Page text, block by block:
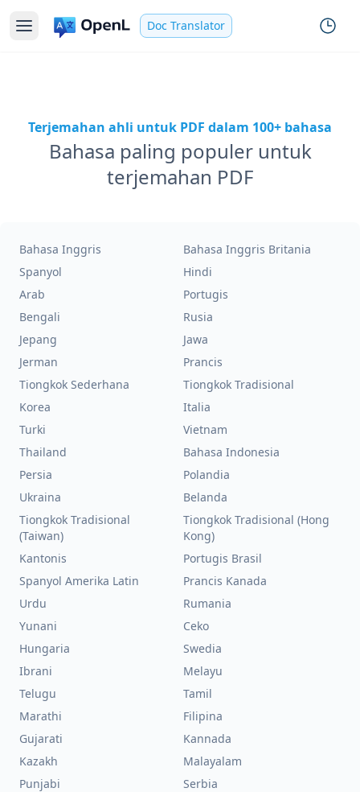
Doc Translator
Terjemahan ahli untuk PDF dalam 100+ bahasa
Bahasa paling populer untuk
terjemahan PDF
Bahasa Inggris
Bahasa Inggris Britania
Spanyol
Hindi
Arab
Portugis
Bengali
Rusia
Jepang
Jawa
Jerman
Prancis
Tiongkok Sederhana
Tiongkok Tradisional
Korea
Italia
Turki
Vietnam
Thailand
Bahasa Indonesia
Persia
Polandia
Ukraina
Belanda
Tiongkok Tradisional
(Taiwan)
Tiongkok Tradisional (Hong
Kong)
Kantonis
Portugis Brasil
Spanyol Amerika Latin
Prancis Kanada
Urdu
Rumania
Yunani
Ceko
Hungaria
Swedia
Ibrani
Melayu
Telugu
Tamil
Marathi
Filipina
Gujarati
Kannada
Kazakh
Malayalam
Punjabi
Serbia